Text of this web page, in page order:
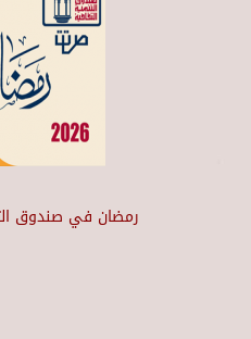
رمضان في صندوق